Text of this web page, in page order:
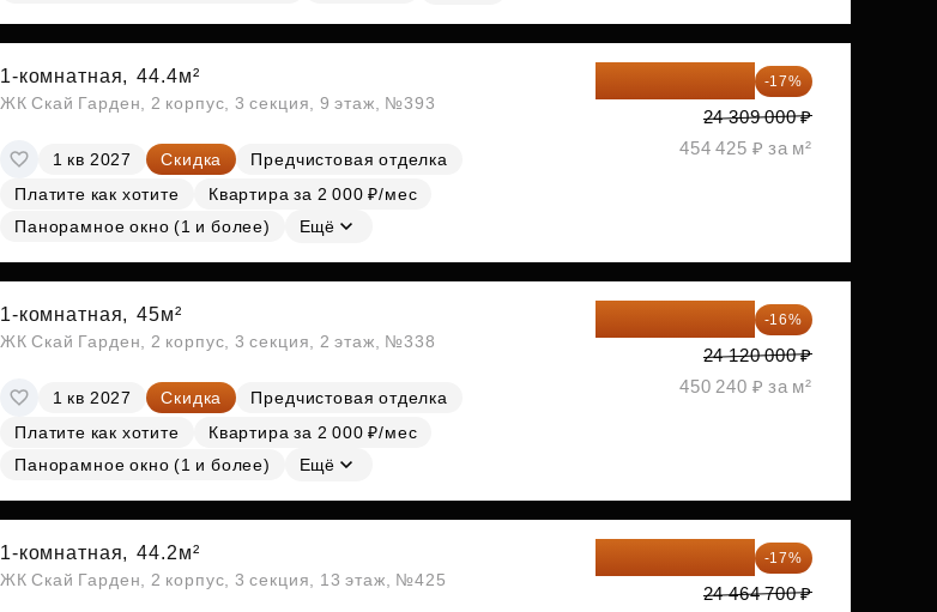
1-комнатная, 44.4м²
ЖК Скай Гарден, 2 корпус, 3 секция, 9 этаж, №393
1 кв 2027 Скидка
Предчистовая отделка
Платите как хотите
Квартира за 2 000 ₽/мес
Панорамное окно (1 и более)
Ещё
-17%
24 309 000 ₽
454 425 ₽ за м²
1-комнатная, 45м²
ЖК Скай Гарден, 2 корпус, 3 секция, 2 этаж, №338
1 кв 2027 Скидка
Предчистовая отделка
Платите как хотите
Квартира за 2 000 ₽/мес
Панорамное окно (1 и более)
Ещё
-16%
24 120 000 ₽
450 240 ₽ за м²
1-комнатная, 44.2м²
ЖК Скай Гарден, 2 корпус, 3 секция, 13 этаж, №425
-17%
24 464 700 ₽